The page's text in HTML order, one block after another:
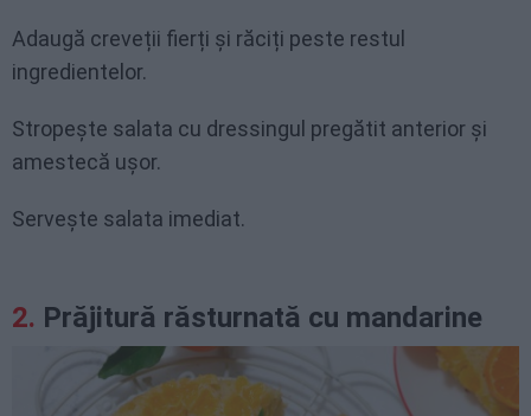
Adaugă creveții fierți și răciți peste restul
ingredientelor.
Stropește salata cu dressingul pregătit anterior și
amestecă ușor.
Servește salata imediat.
Prăjitură răsturnată cu mandarine